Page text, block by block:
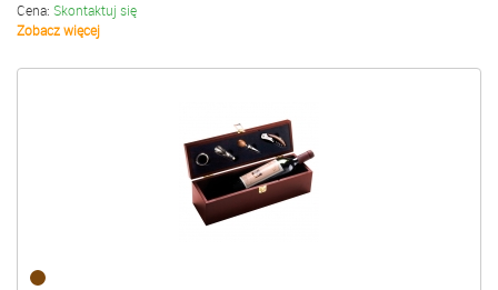
Cena: Skontaktuj się
Zobacz więcej